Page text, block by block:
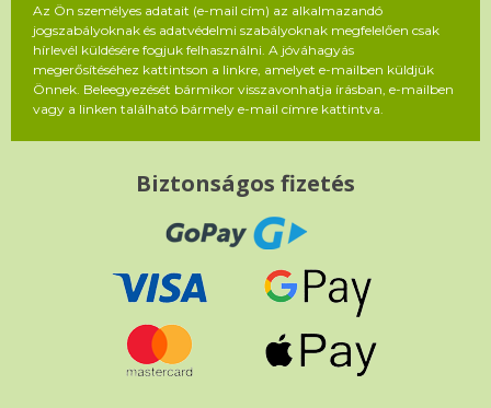
Az Ön személyes adatait (e-mail cím) az alkalmazandó
jogszabályoknak és adatvédelmi szabályoknak megfelelően csak
hírlevél küldésére fogjuk felhasználni. A jóváhagyás
megerősítéséhez kattintson a linkre, amelyet e-mailben küldjük
Önnek. Beleegyezését bármikor visszavonhatja írásban, e-mailben
vagy a linken található bármely e-mail címre kattintva.
Biztonságos fizetés